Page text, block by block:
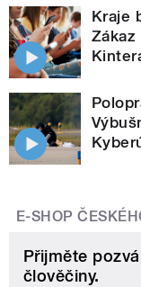
Kraje
E-SHOP
Přijměte
člověčiny.